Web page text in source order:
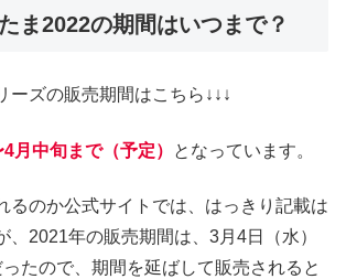
ま2022の期間はいつまで？
ーズの販売期間はこちら↓↓↓
月中旬まで（予定） となっています。
るのか公式サイトでは、はっきり記載は
、2021年の販売期間は、3月4日（水）
たので、期間を延ばして販売されると